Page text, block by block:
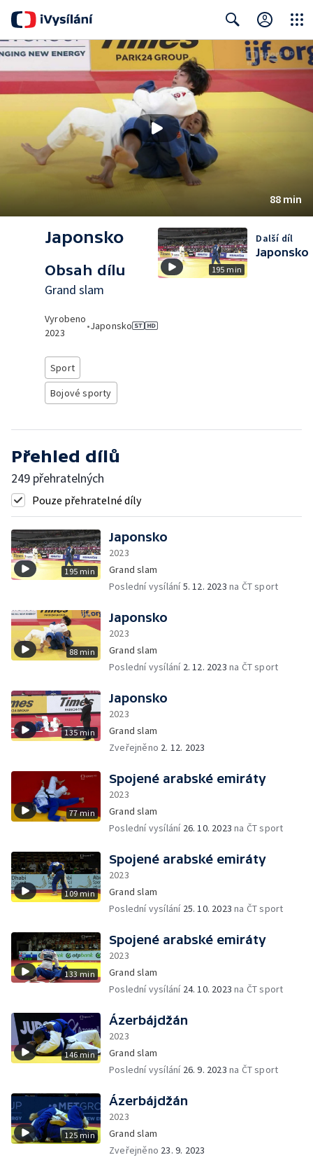
Close
88 min
Japonsko
Obsah dílu
Grand slam
Vyrobeno
2023
•Japonsko
Sport
Bojové sporty
195 min
Další díl
Japonsko
Přehled dílů
249 přehratelných
Pouze přehratelné díly
195 min
Japonsko
2023
Grand slam
Poslední vysílání5. 12. 2023 na ČT sport
88 min
Japonsko
2023
Grand slam
Poslední vysílání 2. 12. 2023 na ČT sport
135 min
Japonsko
2023
Grand slam
Zveřejněno 2. 12. 2023
77 min
Spojené arabské emiráty
2023
Grand slam
Poslední vysílání 26. 10. 2023 na ČT sport
109 min
Spojené arabské emiráty
2023
Grand slam
Poslední vysílání 25. 10. 2023 na ČT sport
133 min
Spojené arabské emiráty
2023
Grand slam
Poslední vysílání 24. 10. 2023 na ČT sport
146 min
Ázerbájdžán
2023
Grand slam
Poslední vysílání 26. 9. 2023 na ČT sport
125 min
Ázerbájdžán
2023
Grand slam
Zveřejněno 23. 9. 2023